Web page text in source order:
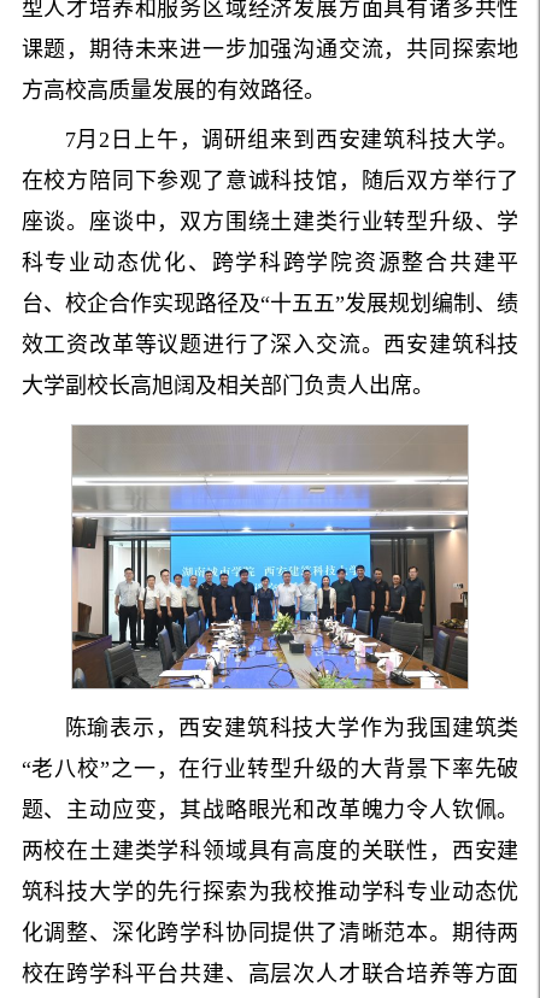
型人才培养和服务区域经济发展方面具有诸多共性
课题，期待未来进一步加强沟通交流，共同探索地
方高校高质量发展的有效路径。
7月2日上午，调研组来到西安建筑科技大学。
在校方陪同下参观了意诚科技馆，随后双方举行了
座谈。座谈中，双方围绕土建类行业转型升级、学
科专业动态优化、跨学科跨学院资源整合共建平
台、校企合作实现路径及“十五五”发展规划编制、绩
效工资改革等议题进行了深入交流。西安建筑科技
大学副校长高旭阔及相关部门负责人出席。
陈瑜表示，西安建筑科技大学作为我国建筑类
“老八校”之一，在行业转型升级的大背景下率先破
题、主动应变，其战略眼光和改革魄力令人钦佩。
两校在土建类学科领域具有高度的关联性，西安建
筑科技大学的先行探索为我校推动学科专业动态优
化调整、深化跨学科协同提供了清晰范本。期待两
校在跨学科平台共建、高层次人才联合培养等方面